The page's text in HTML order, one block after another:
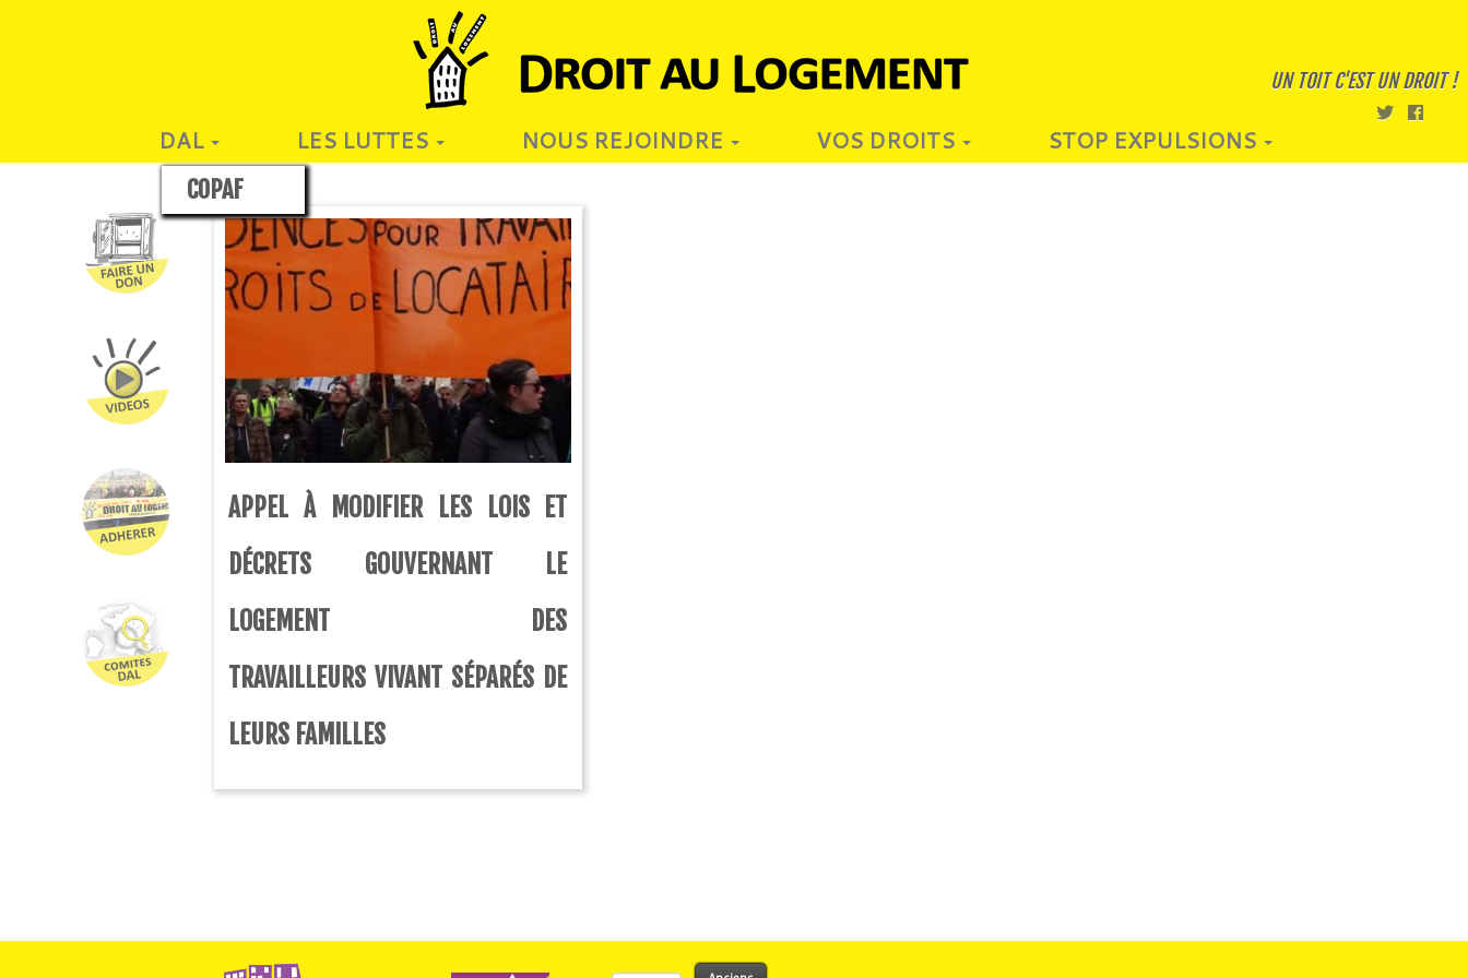
UN TOIT C'EST UN DROIT !
DAL LES LUTTES NOUS REJOINDRE VOS DROITS STOP EXPULSIONS
COPAF
APPEL À MODIFIER LES LOIS ET
DÉCRETS GOUVERNANT LE
LOGEMENT DES
TRAVAILLEURS VIVANT SÉPARÉS DE
LEURS FAMILLES